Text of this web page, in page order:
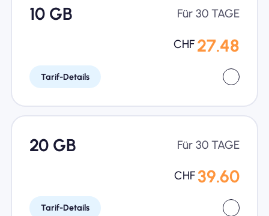
10 GB Für 30 TAGE
CHF 27.48
Tarif-Details
20 GB Für 30 TAGE
CHF 39.60
Tarif-Details